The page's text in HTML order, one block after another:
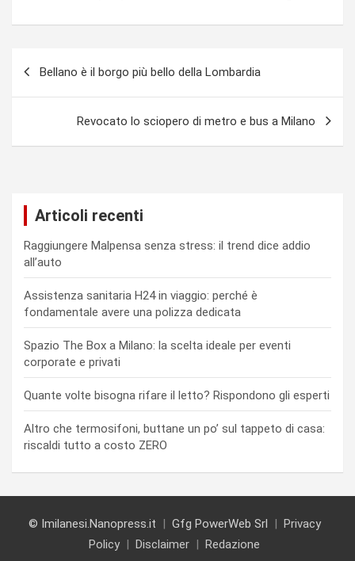
Bellano è il borgo più bello della Lombardia
Revocato lo sciopero di metro e bus a Milano
Articoli recenti
Raggiungere Malpensa senza stress: il trend dice addio
all’auto
Assistenza sanitaria H24 in viaggio: perché è
fondamentale avere una polizza dedicata
Spazio The Box a Milano: la scelta ideale per eventi
corporate e privati
Quante volte bisogna rifare il letto? Rispondono gli esperti
Altro che termosifoni, buttane un po’ sul tappeto di casa:
riscaldi tutto a costo ZERO
© Imilanesi.Nanopress.it Gfg PowerWeb Srl
Privacy
Policy
Disclaimer Redazione